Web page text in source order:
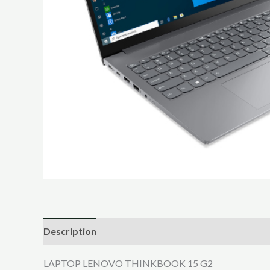
Description
LAPTOP LENOVO THINKBOOK 15 G2